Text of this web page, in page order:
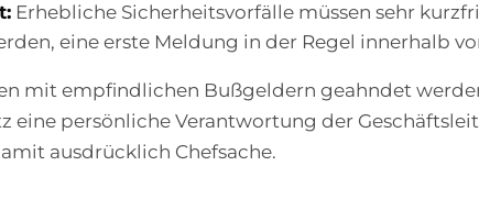
Erhebliche Sicherheitsvorfälle müssen sehr
eine erste Meldung in der Regel innerhalb
mit empfindlichen Bußgeldern geahndet
eine persönliche Verantwortung der
ausdrücklich Chefsache.